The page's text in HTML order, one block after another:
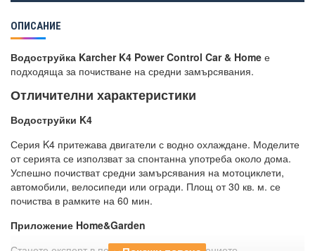
ОПИСАНИЕ
Водоструйка Karcher K4 Power Control Car & Home е
подходяща за почистване на средни замърсявания.
Отличителни характеристики
Водоструйки K4
Серия K4 притежава двигатели с водно охлаждане. Моделите
от серията се използват за спонтанна употреба около дома.
Успешно почистват средни замърсявания на мотоциклети,
автомобили, велосипеди или огради. Площ от 30 кв. м. се
почиства в рамките на 60 мин.
Приложение Home&Garden